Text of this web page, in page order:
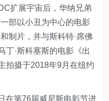
扩展宇宙后，华纳兄弟
部以小丑为中心的电影
制片，并与斯科特·席佛
丁·斯科塞斯的电影《出
拍摄于2018年9月在纽约
在第76届威尼斯电影节进